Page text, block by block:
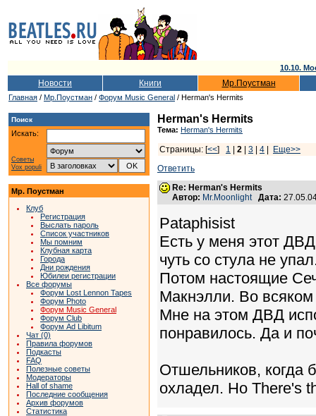
10.10.
Новости Книги Мр.Поустман
Главная / Мр.Поустман / Форум Music General / Herman's Hermits
Поиск
Искать:
Советы
Vox populi
Мр. Поустман
Клуб
Регистрация
Выслать пароль
Список участников
Мы помним
Клубная карта
Города
Дни рождения
Юбилеи регистрации
Все форумы
Форум Lost Lennon Tapes
Форум Photo
Форум Music General
Форум Club
Форум Ad Libitum
Чат (0)
Правила форумов
Подкасты
FAQ
Полезные советы
Модераторы
Hall of shame
Последние сообщения
Архив форумов
Статистика
Herman's Hermits
Тема: Herman's Hermits
Страницы: [<<] 1 2 3 4
Еще>>
Ответить
Re: Herman's Hermits
Автор: Mr.Moonlight Дата:
Pataphisist
Есть у меня этот
чуть со стула не
Потом настоящие
Макнэлли. Во всяком
Мне на этом ДВД
понравилось. Да и
Отшельников, когда
охладел. Но There's